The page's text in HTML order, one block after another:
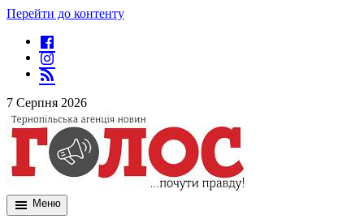
Перейти до контенту
7 Серпня 2026
Меню